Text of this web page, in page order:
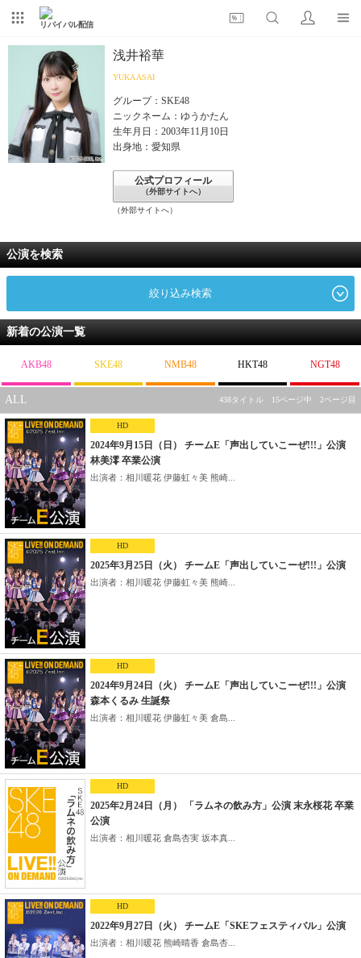
リバイバル配信
浅井裕華
YUKA ASAI
グループ：SKE48
ニックネーム：ゆうかたん
生年月日：2003年11月10日
出身地：愛知県
公式プロフィール
（外部サイトへ）
（外部サイトへ）
公演を検索
絞り込み検索
新着の公演一覧
AKB48 SKE48 NMB48 HKT48 NGT48
ALL 438タイトル 15ページ中 2ページ目
HD
2024年9月15日（日） チームE「声出していこーぜ!!!」公演
林美澪 卒業公演
出演者：相川暖花 伊藤虹々美 熊崎...
HD
2025年3月25日（火） チームE「声出していこーぜ!!!」公演
出演者：相川暖花 伊藤虹々美 熊崎...
HD
2024年9月24日（火） チームE「声出していこーぜ!!!」公演
森本くるみ 生誕祭
出演者：相川暖花 伊藤虹々美 倉島...
HD
2025年2月24日（月） 「ラムネの飲み方」公演 末永桜花 卒業
公演
出演者：相川暖花 倉島杏実 坂本真...
HD
2022年9月27日（火） チームE「SKEフェスティバル」公演
出演者：相川暖花 熊崎晴香 倉島杏...